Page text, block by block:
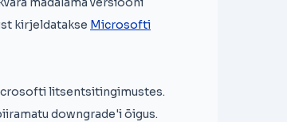
kirjeldatakse Microsofti
litsentsitingimustes.
downgrade'i õigus.